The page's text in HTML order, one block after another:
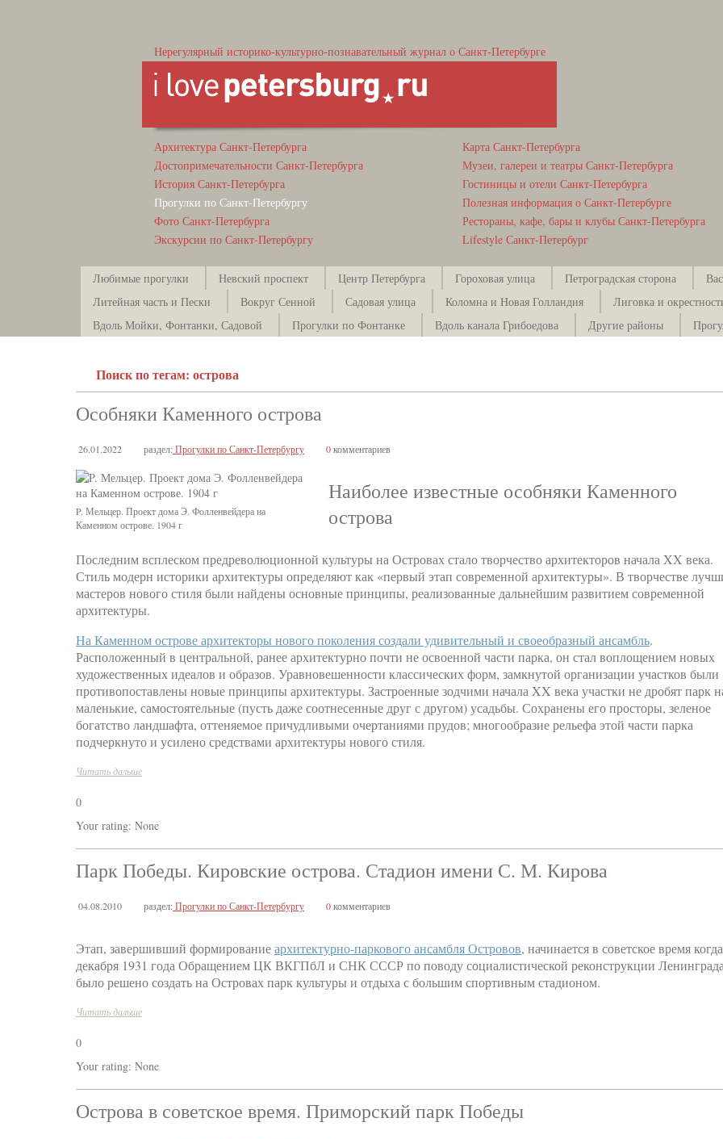
Нерегулярный историко-культурно-познавательный журнал о Санкт-Петербурге
Архитектура Санкт-Петербурга
Достопримечательности Санкт-Петербурга
История Санкт-Петербурга
Прогулки по Санкт-Петербургу
Фото Санкт-Петербурга
Экскурсии по Санкт-Петербургу
Карта Санкт-Петербурга
Музеи, галереи и театры Санкт-Петербурга
Гостиницы и отели Санкт-Петербурга
Полезная информация о Санкт-Петербурге
Рестораны, кафе, бары и клубы Санкт-Петербурга
Lifestyle Санкт-Петербург
Любимые прогулки Невский проспект Центр Петербурга Гороховая улица Петроградская сторона
Литейная часть и Пески
Вокруг Сенной Садовая улица Коломна и Новая Голландия Лиговка и
Вдоль Мойки, Фонтанки, Садовой
Прогулки по Фонтанке Вдоль канала Грибоедова Другие районы
Поиск по тегам: острова
Особняки Каменного острова
26.01.2022 раздел:Прогулки по Санкт-Петербургу 0комментариев
P. Мельцер. Проект дома Э. Фолленвейдера на
Каменном острове. 1904 г
Наиболее известные особняки Каменного
острова
Последним всплеском предреволюционной культуры на Островах стало творчество архитекторов начала XX века.
Стиль модерн историки архитектуры определяют как «первый этап современной архитектуры». В творчестве
мастеров нового стиля были найдены основные принципы, реализованные дальнейшим развитием современной
архитектуры.
На Каменном острове архитекторы нового поколения создали удивительный и своеобразный ансамбль.
Расположенный в центральной, ранее архитектурно почти не освоенной части парка, он стал воплощением новых
художественных идеалов и образов. Уравновешенности классических форм, замкнутой организации участков были
противопоставлены новые принципы архитектуры. Застроенные зодчими начала XX века участки не дробят парк
маленькие, самостоятельные (пусть даже соотнесенные друг с другом) усадьбы. Сохранены его просторы, зеленое
богатство ландшафта, оттеняемое причудливыми очертаниями прудов; многообразие рельефа этой части парка
подчеркнуто и усилено средствами архитектуры нового стиля.
Читать дальше
0
Your rating: None
Парк Победы. Кировские острова. Стадион имени С. М. Кирова
04.08.2010 раздел:Прогулки по Санкт-Петербургу 0комментариев
Этап, завершивший формированиеархитектурно-паркового ансамбля Островов, начинается в советское время
декабря 1931 года Обращением ЦК ВКГПбЛ и СНК СССР по поводу социалистической реконструкции Ленинграда
было решено создать на Островах парк культуры и отдыха с большим спортивным стадионом.
Читать дальше
0
Your rating: None
Острова в советское время. Приморский парк Победы